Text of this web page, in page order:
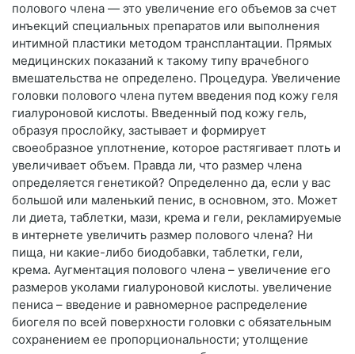
полового члена — это увеличение его объемов за счет
инъекций специальных препаратов или выполнения
интимной пластики методом трансплантации. Прямых
медицинских показаний к такому типу врачебного
вмешательства не определено. Процедура. Увеличение
головки полового члена путем введения под кожу геля
гиалуроновой кислоты. Введенный под кожу гель,
образуя прослойку, застывает и формирует
своеобразное уплотнение, которое растягивает плоть и
увеличивает объем. Правда ли, что размер члена
определяется генетикой? Определенно да, если у вас
большой или маленький пенис, в основном, это. Может
ли диета, таблетки, мази, крема и гели, рекламируемые
в интернете увеличить размер полового члена? Ни
пища, ни какие-либо биодобавки, таблетки, гели,
крема. Аугментация полового члена – увеличение его
размеров уколами гиалуроновой кислоты. увеличение
пениса – введение и равномерное распределение
биогеля по всей поверхности головки с обязательным
сохранением ее пропорциональности; утолщение